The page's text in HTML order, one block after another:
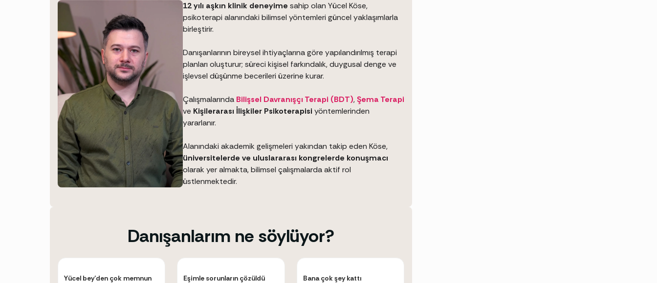
12 yılı aşkın klinik deneyime sahip olan Yücel Köse,
psikoterapi alanındaki bilimsel yöntemleri güncel yaklaşımlarla
birleştirir.
Danışanlarının bireysel ihtiyaçlarına göre yapılandırılmış terapi
planları oluşturur; süreci kişisel farkındalık, duygusal denge ve
işlevsel düşünme becerileri üzerine kurar.
Çalışmalarında Bilişsel Davranışçı Terapi (BDT),Şema Terapi
ve Kişilerarası İlişkiler Psikoterapisi yöntemlerinden
yararlanır.
Alanındaki akademik gelişmeleri yakından takip eden Köse,
üniversitelerde ve uluslararası kongrelerde konuşmacı
olarak yer almakta, bilimsel çalışmalarda aktif rol
üstlenmektedir.
Danışanlarım ne söylüyor?
Yücel bey’den çok memnun
Eşimle sorunların çözüldü
Bana çok şey kattı